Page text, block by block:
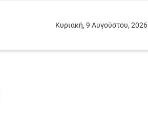
Κυριακή, 9 Αυγούστου, 2026